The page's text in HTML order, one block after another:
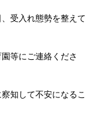
受入れ態勢を整えて
等にご連絡くださ
知して不安になるこ